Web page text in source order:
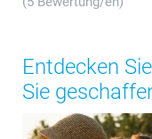
Entdecken
Sie